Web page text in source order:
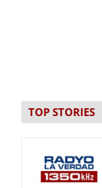
TOP STORIES